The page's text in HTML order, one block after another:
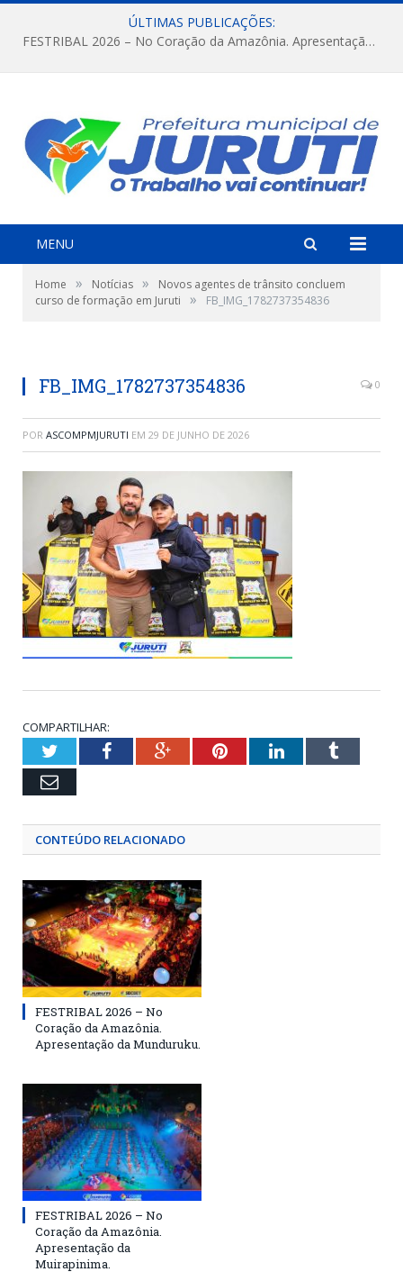
ÚLTIMAS PUBLICAÇÕES:
FESTRIBAL 2026 – No Coração da Amazônia. Apresentação da Munduruku.
MENU
Home » Notícias »
Novos agentes de trânsito concluem
curso de formação em Juruti
» FB_IMG_1782737354836
FB_IMG_1782737354836 0
POR ASCOMPMJURUTI EM 29 DE JUNHO DE 2026
COMPARTILHAR:
TwitterFacebookGoogle+PinterestLinkedInTumblr
Email
CONTEÚDO RELACIONADO
FESTRIBAL 2026 – No
Coração da Amazônia.
Apresentação da Munduruku.
FESTRIBAL 2026 – No
Coração da Amazônia.
Apresentação da
Muirapinima.